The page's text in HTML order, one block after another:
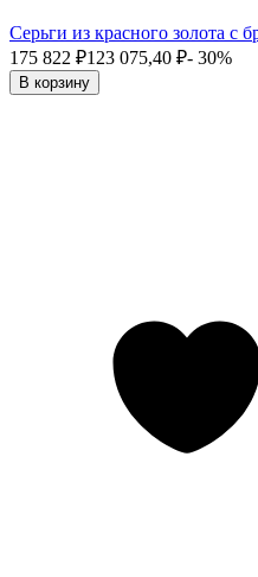
Серьги из красного золота с
175 822 ₽123 075,40 ₽- 30%
В корзину